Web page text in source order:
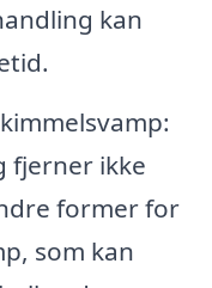
kan
fjerner ikke
former for
som kan